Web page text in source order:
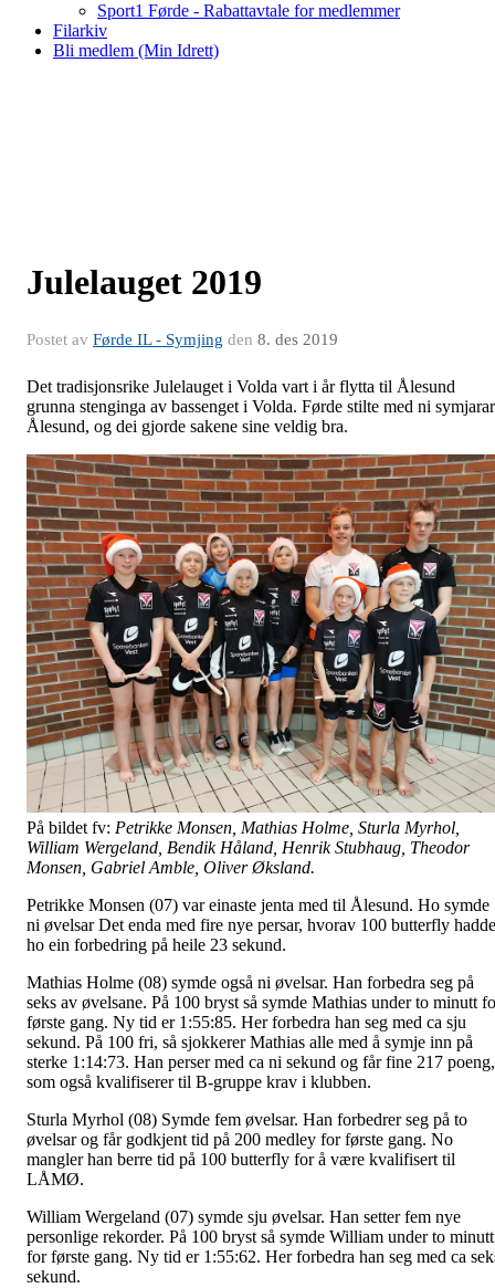
Sport1 Førde - Rabattavtale for medlemmer
Filarkiv
Bli medlem (Min Idrett)
Julelauget 2019
Postet av Førde IL - Symjing den 8. des 2019
Det tradisjonsrike Julelauget i Volda vart i år flytta til Ålesund
grunna stenginga av bassenget i Volda. Førde stilte med ni
Ålesund, og dei gjorde sakene sine veldig bra.
På bildet fv: Petrikke Monsen, Mathias Holme, Sturla Myrhol,
William Wergeland, Bendik Håland, Henrik Stubhaug, Theodor
Monsen, Gabriel Amble, Oliver Øksland.
Petrikke Monsen (07) var einaste jenta med til Ålesund. Ho symde
ni øvelsar Det enda med fire nye persar, hvorav 100 butterfly hadde
ho ein forbedring på heile 23 sekund.
Mathias Holme (08) symde også ni øvelsar. Han forbedra seg på
seks av øvelsane. På 100 bryst så symde Mathias under to minutt
første gang. Ny tid er 1:55:85. Her forbedra han seg med ca sju
sekund. På 100 fri, så sjokkerer Mathias alle med å symje inn på
sterke 1:14:73. Han perser med ca ni sekund og får fine 217 poeng,
som også kvalifiserer til B-gruppe krav i klubben.
Sturla Myrhol (08) Symde fem øvelsar. Han forbedrer seg på to
øvelsar og får godkjent tid på 200 medley for første gang. No
mangler han berre tid på 100 butterfly for å være kvalifisert til
LÅMØ.
William Wergeland (07) symde sju øvelsar. Han setter fem nye
personlige rekorder. På 100 bryst så symde William under to minutt
for første gang. Ny tid er 1:55:62. Her forbedra han seg med ca
sekund.